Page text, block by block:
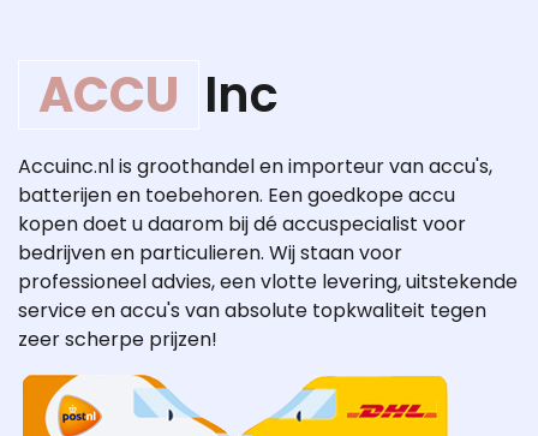
ACCU Inc
Accuinc.nl is groothandel en importeur van accu's,
batterijen en toebehoren. Een goedkope accu
kopen doet u daarom bij dé accuspecialist voor
bedrijven en particulieren. Wij staan voor
professioneel advies, een vlotte levering, uitstekende
service en accu's van absolute topkwaliteit tegen
zeer scherpe prijzen!